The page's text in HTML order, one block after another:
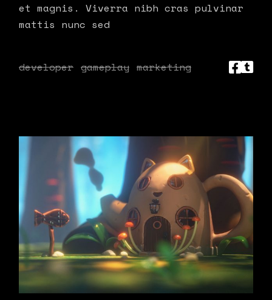
et magnis. Viverra nibh cras pulvinar
mattis nunc sed
developer gameplay marketing